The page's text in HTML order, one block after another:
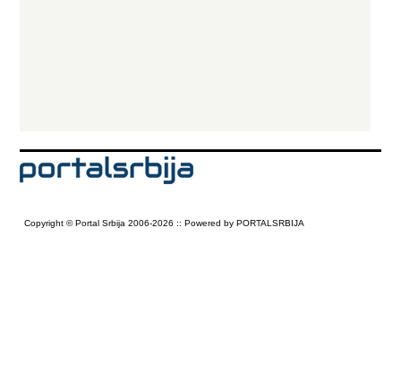
Copyright © Portal Srbija 2006-2026 :: Powered by PORTALSRBIJA